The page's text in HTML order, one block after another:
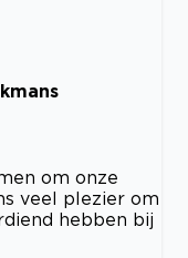
om onze
veel plezier om
hebben bij